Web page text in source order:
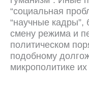
“социальная
“научные кадры”,
смену режима и
политическом
подобному
микрополитике